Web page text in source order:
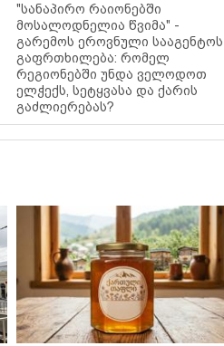
"სანაპირო რაიონებში
მოსალოდნელია წვიმა" -
გარემოს ეროვნული სააგენტოს
გაფრთხილება: რომელ
რეგიონებში უნდა ველოდოთ
ელჭექს, სეტყვასა და ქარის
გაძლიერებას?